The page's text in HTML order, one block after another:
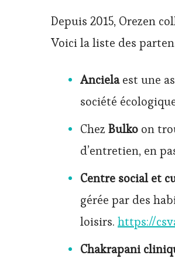
Depuis 2015, Orezen
Voici la liste des
Ancielaest une
société
Chez Bulko on
d’entretien, en
Centre social et
gérée par des
loisirs. https://
Chakrapani